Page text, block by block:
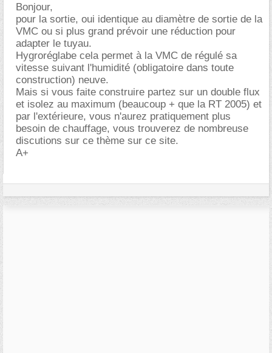
Bonjour,
pour la sortie, oui identique au diamètre de sortie de la
VMC ou si plus grand prévoir une réduction pour
adapter le tuyau.
Hygroréglabe cela permet à la VMC de régulé sa
vitesse suivant l'humidité (obligatoire dans toute
construction) neuve.
Mais si vous faite construire partez sur un double flux
et isolez au maximum (beaucoup + que la RT 2005) et
par l'extérieure, vous n'aurez pratiquement plus
besoin de chauffage, vous trouverez de nombreuse
discutions sur ce thème sur ce site.
A+